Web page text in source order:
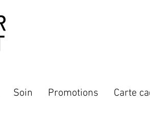
Soin Promotions Carte